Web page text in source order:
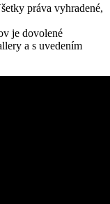
práva vyhradené,
je dovolené
a s uvedením